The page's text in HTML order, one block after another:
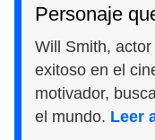
Personaje
Will Smith,
exitoso en el
motivador,
el mundo. Leer